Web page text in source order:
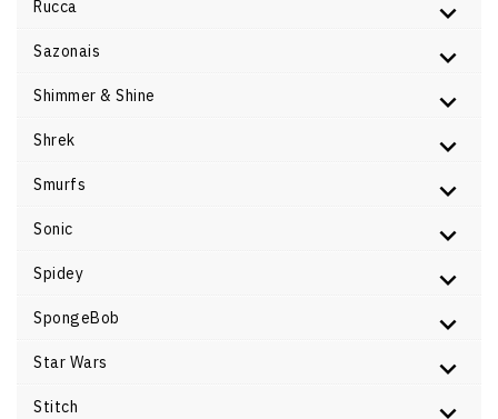
Rucca
Sazonais
Shimmer & Shine
Shrek
Smurfs
Sonic
Spidey
SpongeBob
Star Wars
Stitch